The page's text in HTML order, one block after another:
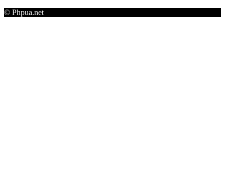
© Phpua.net